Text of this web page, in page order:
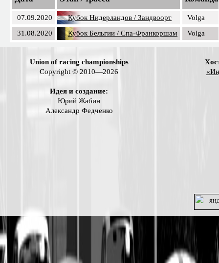
07.09.2020 Кубок Нидерландов / Зандвоорт
Volga
31.08.2020
Кубок Бельгии / Спа-Франкоршам Volga
Union of racing championships
Copyright © 2010—2026
Идея и создание:
Юрий Жабин
Александр Федченко